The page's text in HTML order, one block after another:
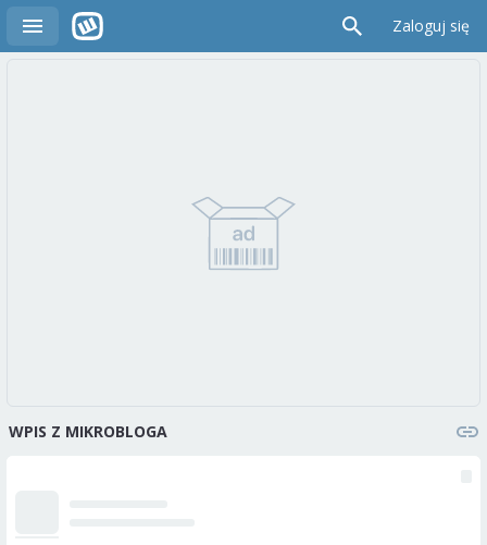
Zaloguj się
WPIS Z MIKROBLOGA